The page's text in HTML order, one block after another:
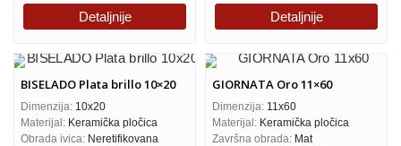
Detaljnije Detaljnije
BISELADO Plata brillo 10×20
Dimenzija: 10x20
Materijal: Keramička pločica
Obrada ivica: Neretifikovana
GIORNATA Oro 11×60
Dimenzija: 11x60
Materijal: Keramička pločica
Završna obrada: Mat